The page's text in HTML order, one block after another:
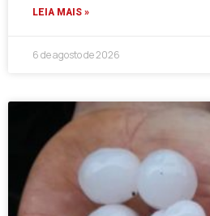
LEIA MAIS »
6 de agosto de 2026